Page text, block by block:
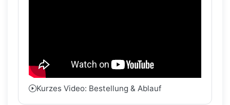
Kurzes Video: Bestellung & Ablauf